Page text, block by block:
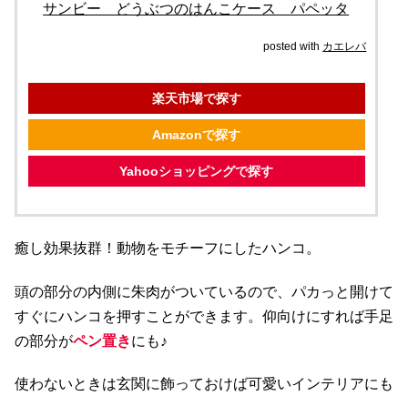
サンビー どうぶつのはんこケース パペッタ
posted with カエレバ
楽天市場で探す
Amazonで探す
Yahooショッピングで探す
癒し効果抜群！動物をモチーフにしたハンコ。
頭の部分の内側に朱肉がついているので、パカっと開けて
すぐにハンコを押すことができます。仰向けにすれば手足
の部分がペン置きにも♪
使わないときは玄関に飾っておけば可愛いインテリアにも